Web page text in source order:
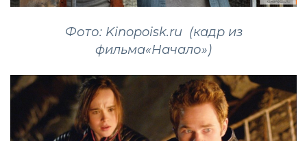
Фото: Kinopoisk.ru (кадр из
фильма«Начало»)